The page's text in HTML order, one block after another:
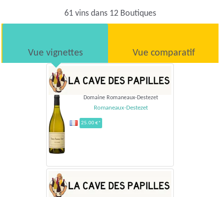
61 vins dans 12 Boutiques
Vue vignettes Vue comparatif
Domaine Romaneaux-Destezet
Romaneaux-Destezet
25.00 €*